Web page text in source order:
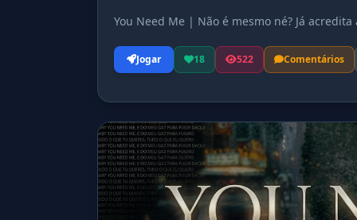
You Need Me | Não é mesmo né? Já acredita
Jogar 18 522 Comentários